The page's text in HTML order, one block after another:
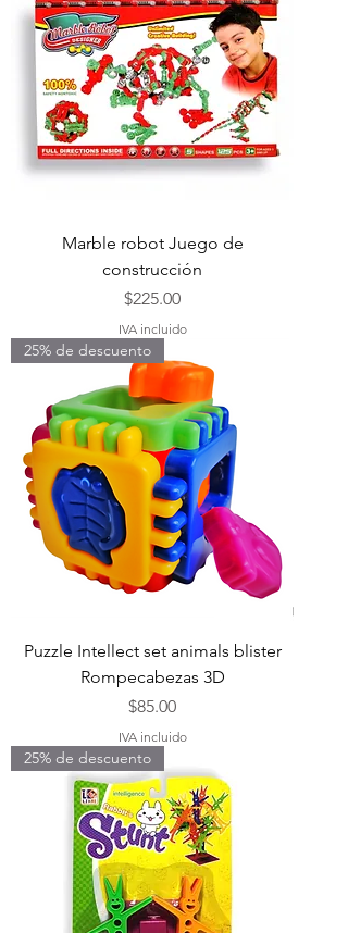
Marble robot Juego de
construcción
Precio
$225.00
IVA incluido
25% de descuento
Puzzle Intellect set animals blister
Rompecabezas 3D
Precio
$85.00
IVA incluido
25% de descuento